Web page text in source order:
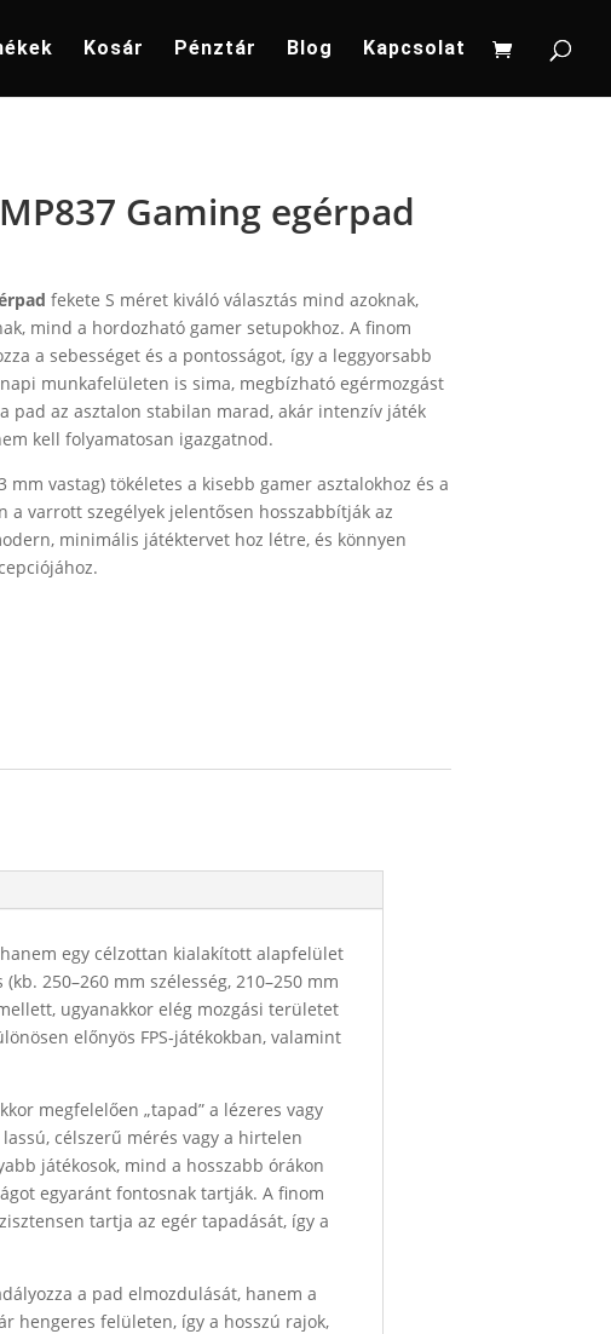
Kosár Pénztár Blog Kapcsolat
Gaming egérpad
fekete S méret kiváló választás mind azoknak,
mind a hordozható gamer setupokhoz. A finom
a sebességet és a pontosságot, így a leggyorsabb
napi munka­felületen is sima, megbízható egérmozgást
pad az asztalon stabilan marad, akár intenzív játék
kell folyamatosan igazgatnod.
mm vastag) tökéletes a kisebb gamer asztalokhoz és a
a varrott szegélyek jelentősen hosszabbítják az
minimális játéktervet hoz létre, és könnyen
egy célzottan kialakított alapfelület
250–260 mm szélesség, 210–250 mm
ugyanakkor elég mozgási területet
előnyös FPS‑játékokban, valamint
megfelelően „tapad” a lézeres vagy
célszerű mérés vagy a hirtelen
játékosok, mind a hosszabb órákon
egyaránt fontosnak tartják. A finom
tartja az egér tapadását, így a
a pad elmozdulását, hanem a
hengeres felületen, így a hosszú rajok,